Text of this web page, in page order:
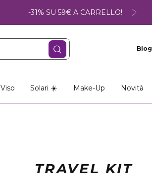
-31% SU 59€ A CARRELLO!
Blog
Viso Solari ☀️ Make-Up Novità
TRAVEL KIT